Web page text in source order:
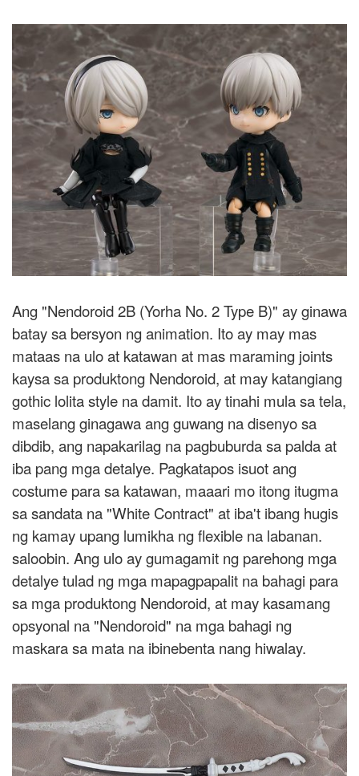
Ang "Nendoroid 2B (Yorha No. 2 Type B)" ay ginawa
batay sa bersyon ng animation. Ito ay may mas
mataas na ulo at katawan at mas maraming joints
kaysa sa produktong Nendoroid, at may katangiang
gothic lolita style na damit. Ito ay tinahi mula sa tela,
maselang ginagawa ang guwang na disenyo sa
dibdib, ang napakarilag na pagbuburda sa palda at
iba pang mga detalye. Pagkatapos isuot ang
costume para sa katawan, maaari mo itong itugma
sa sandata na "White Contract" at iba't ibang hugis
ng kamay upang lumikha ng flexible na labanan.
saloobin. Ang ulo ay gumagamit ng parehong mga
detalye tulad ng mga mapagpapalit na bahagi para
sa mga produktong Nendoroid, at may kasamang
opsyonal na "Nendoroid" na mga bahagi ng
maskara sa mata na ibinebenta nang hiwalay.